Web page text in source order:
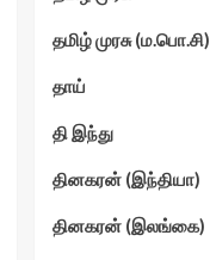
தமிழ் முரசு (ம.பொ.சி)
தாய்
தி இந்து
தினகரன் (இந்தியா)
தினகரன் (இலங்கை)